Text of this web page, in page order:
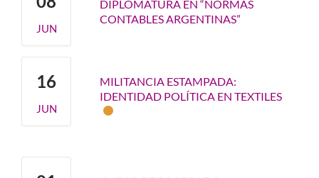
JUN
DIPLOMATURA EN “NORMAS
CONTABLES ARGENTINAS”
16
JUN
MILITANCIA ESTAMPADA:
IDENTIDAD POLÍTICA EN TEXTILES